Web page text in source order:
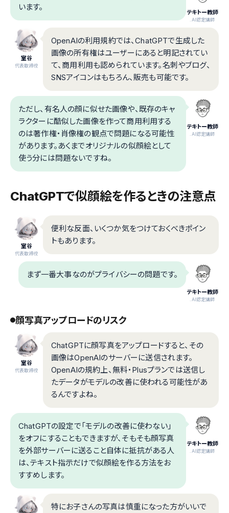
テキトー教師
.AI認定講師
います。
室谷
代表取締役
OpenAIの利用規約では、ChatGPTで生成した
画像の所有権はユーザーにあると明記されてい
て、商用利用も認められています。名刺やブログ、
SNSアイコンはもちろん、販売も可能です。
テキトー教師
.AI認定講師
ただし、有名人の顔に似せた画像や、既存のキャ
ラクターに酷似した画像を作って商用利用する
のは著作権・肖像権の観点で問題になる可能性
があります。あくまでオリジナルの似顔絵として
使う分には問題ないですね。
ChatGPTで似顔絵を作るときの注意点
室谷
代表取締役
便利な反面、いくつか気をつけておくべきポイン
トもあります。
テキトー教師
.AI認定講師
まず一番大事なのがプライバシーの問題です。
顔写真アップロードのリスク
室谷
代表取締役
ChatGPTに顔写真をアップロードすると、その
画像はOpenAIのサーバーに送信されます。
OpenAIの規約上、無料・Plusプランでは送信し
たデータがモデルの改善に使われる可能性があ
るんですよね。
テキトー教師
.AI認定講師
ChatGPTの設定で「モデルの改善に使わない」
をオフにすることもできますが、そもそも顔写真
を外部サーバーに送ること自体に抵抗がある人
は、テキスト指示だけで似顔絵を作る方法をお
すすめします。
特にお子さんの写真は慎重になった方がいいで